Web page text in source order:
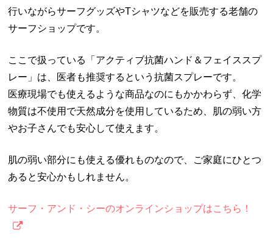
行いながらサーフグッズやTシャツなどを販売する老舗の
サーフショップです。
ここで扱っている「アクティブ抗菌ハンド＆フェイススプ
レー」は、医者も推奨するという抗菌スプレーです。
医療現場でも使えるような商品なのにもかかわらず、化学
物質は不使用で天然成分を使用しているため、肌の弱い方
やお子さんでも安心して使えます。
肌の弱い部分にも使える優れものなので、ご家庭にひとつ
あると安心かもしれません。
サーフ・アンド・シーのオンラインショップはこちら！